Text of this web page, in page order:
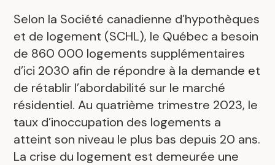
Selon la Société canadienne d’hypothèques
et de logement (SCHL), le Québec a besoin
de 860 000 logements supplémentaires
d’ici 2030 afin de répondre à la demande et
de rétablir l’abordabilité sur le marché
résidentiel. Au quatrième trimestre 2023, le
taux d’inoccupation des logements a
atteint son niveau le plus bas depuis 20 ans.
La crise du logement est demeurée une